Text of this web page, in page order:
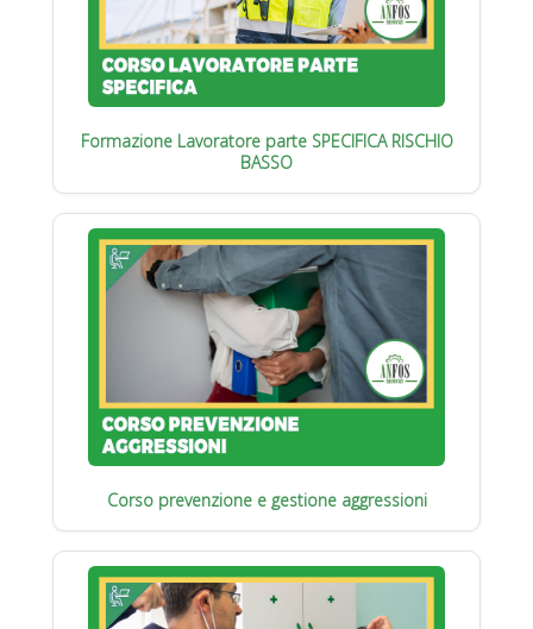
Formazione Lavoratore parte SPECIFICA RISCHIO
BASSO
Corso prevenzione e gestione aggressioni